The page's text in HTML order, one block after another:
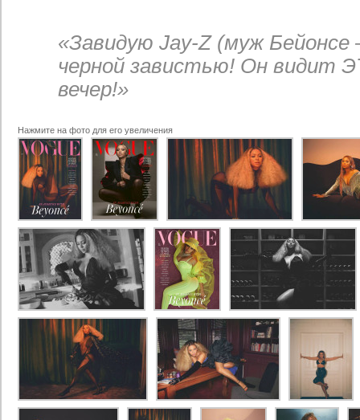
«Завидую Jay-Z (муж
черной завистью! Он видит
вечер!»
Нажмите на фото для его увеличения